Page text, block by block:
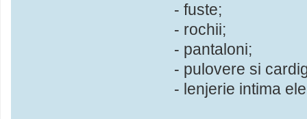
- fuste;
- rochii;
- pantaloni;
- pulovere si
- lenjerie intima